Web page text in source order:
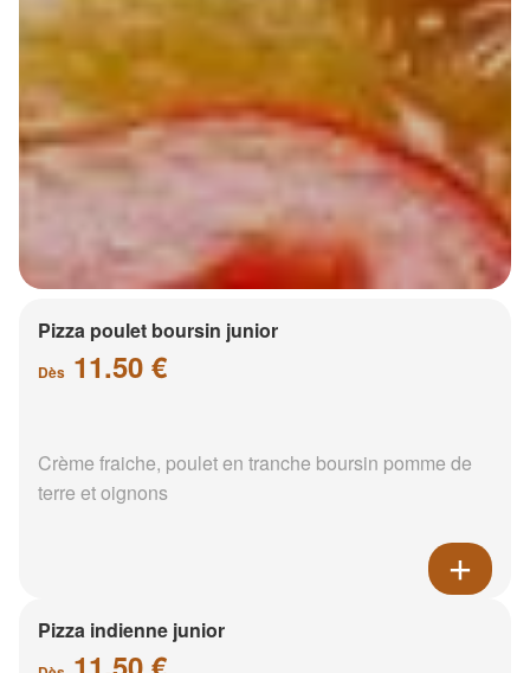
Pizza poulet boursin junior
Dès 11.50 €
Crème fraiche, poulet en tranche boursin pomme de
terre et oignons
Pizza indienne junior